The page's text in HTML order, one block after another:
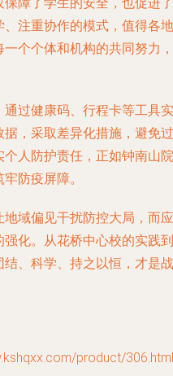
注重协作的模式，值得各地
个个体和机构的共同努力，
过健康码、行程卡等工具实
，采取差异化措施，避免过
人防护责任，正如钟南山院
防疫屏障。
域偏见干扰防控大局，而应
化。从花桥中心校的实践到
、科学、持之以恒，才是战
product/306.html